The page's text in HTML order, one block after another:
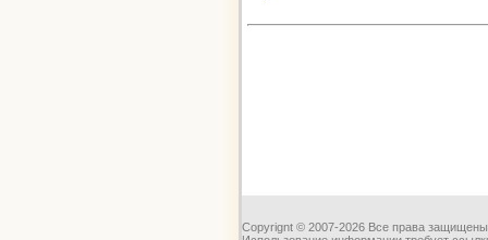
Copyrignt © 2007-2026 Все права